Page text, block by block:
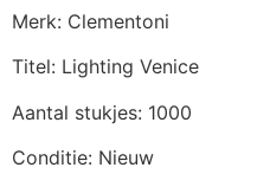
Merk: Clementoni
Titel: Lighting Venice
Aantal stukjes: 1000
Conditie: Nieuw